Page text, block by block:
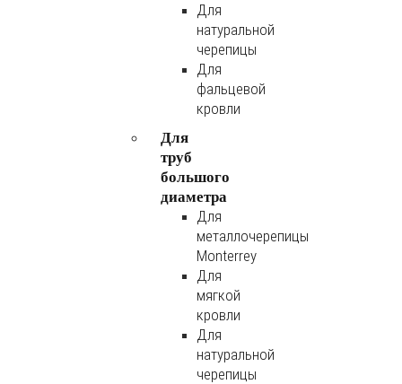
Для
натуральной
черепицы
Для
фальцевой
кровли
Для
труб
большого
диаметра
Для
металлочерепицы
Monterrey
Для
мягкой
кровли
Для
натуральной
черепицы